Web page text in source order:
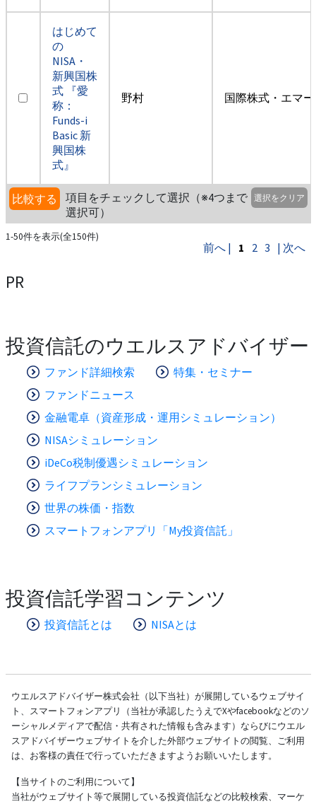
はじめて
の
NISA・
新興国株
式 『愛
称：
Funds-i
Basic 新
興国株
式』
野村 国際株式・エマ
比較する
項目をチェックして選択（※4つまで
選択可）
選択をクリア
1-50件を表示(全150件)
前へ | 1 2 3 | 次へ
PR
投資信託のウエルスアドバイザー
ファンド詳細検索
特集・セミナー
ファンドニュース
金融電卓（資産形成・運用シミュレーション）
NISAシミュレーション
iDeCo税制優遇シミュレーション
ライフプランシミュレーション
世界の株価・指数
スマートフォンアプリ「My投資信託」
投資信託学習コンテンツ
投資信託とは NISAとは
ウエルスアドバイザー株式会社（以下当社）が展開しているウェブサイ
ト、スマートフォンアプリ（当社が承認したうえでXやfacebookなどのソ
ーシャルメディアで配信・共有された情報も含みます）ならびにウエル
スアドバイザーウェブサイトを介した外部ウェブサイトの閲覧、ご利用
は、お客様の責任で行っていただきますようお願いいたします。
【当サイトのご利用について】
当社がウェブサイト等で展開している投資信託などの比較検索、マーケ